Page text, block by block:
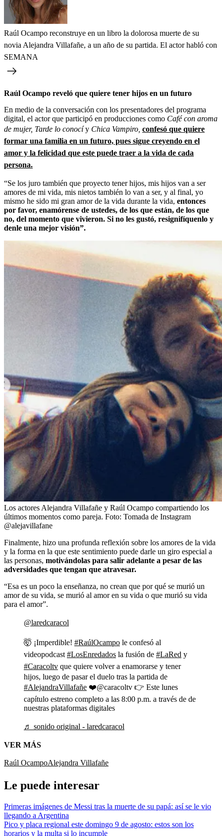
Raúl Ocampo reconstruye en un libro la dolorosa muerte de su
novia Alejandra Villafañe, a un año de su partida. El actor habló con
SEMANA
Raúl Ocampo reveló que quiere tener hijos en un futuro
En medio de la conversación con los presentadores del programa
digital, el actor que participó en producciones como Café con aroma
de mujer, Tarde lo conocíy Chica Vampiro, confesó que quiere
formar una familia en un futuro, pues sigue creyendo en el
amor y la felicidad que este puede traer a la vida de cada
persona.
“Se los juro también que proyecto tener hijos, mis hijos van a ser
amores de mi vida, mis nietos también lo van a ser, y al final, yo
mismo he sido mi gran amor de la vida durante la vida, entonces
por favor, enamórense de ustedes, de los que están, de los que
no, del momento que vivieron. Si no les gustó, resignifíquenlo y
denle una mejor visión”.
Los actores Alejandra Villafañe y Raúl Ocampo compartiendo los
últimos momentos como pareja. Foto: Tomada de Instagram
@alejavillafane
Finalmente, hizo una profunda reflexión sobre los amores de la vida
y la forma en la que este sentimiento puede darle un giro especial a
las personas, motivándolas para salir adelante a pesar de las
adversidades que tengan que atravesar.
“Esa es un poco la enseñanza, no crean que por qué se murió un
amor de su vida, se murió al amor en su vida o que murió su vida
para el amor”.
@laredcaracol
🤯 ¡Imperdible! #RaúlOcampo le confesó al
videopodcast #LosEnredados la fusión de #LaRed y
#Caracoltv que quiere volver a enamorarse y tener
hijos, luego de pasar el duelo tras la partida de
#AlejandraVillafañe ❤️@caracoltv 👉 Este lunes
capítulo estreno completo a las 8:00 p.m. a través de de
nuestras plataformas digitales
♬ sonido original - laredcaracol
VER MÁS
Raúl OcampoAlejandra Villafañe
Le puede interesar
Primeras imágenes de Messi tras la muerte de su papá: así se le vio
llegando a Argentina
Pico y placa regional este domingo 9 de agosto: estos son los
horarios y la multa si lo incumple